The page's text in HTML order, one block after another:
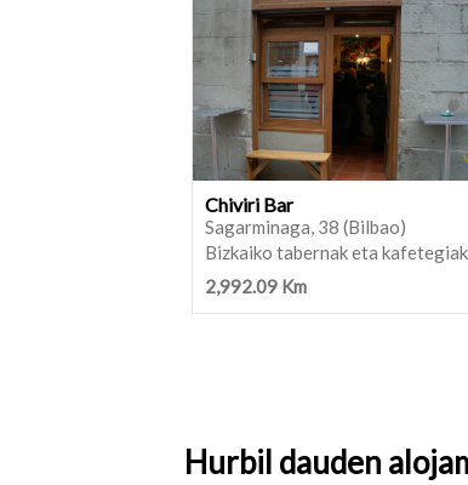
Chiviri Bar
Sagarminaga, 38 (Bilbao)
Bizkaiko tabernak eta kafetegiak
2,992.09 Km
Hurbil dauden